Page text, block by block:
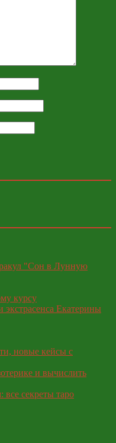
"Сон в Лунную
курсу
экстрасенса Екатерины
новые кейсы с
и вычислить
все секреты таро